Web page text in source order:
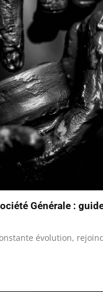
Générale :
évolution,